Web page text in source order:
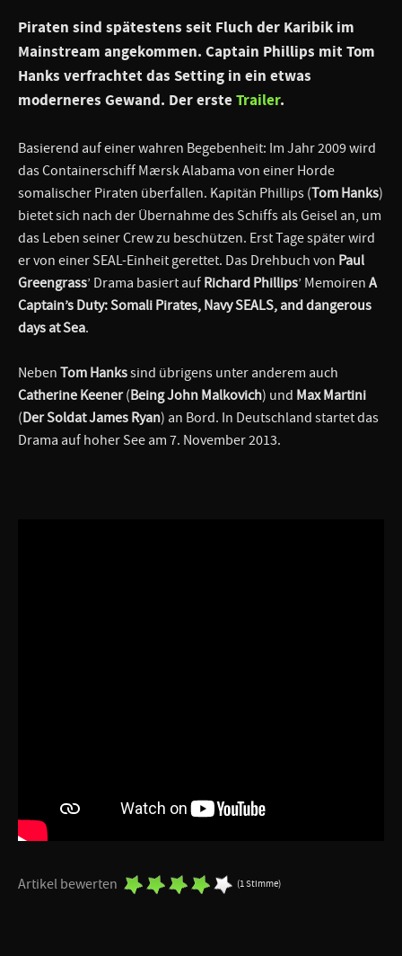
Piraten sind spätestens seit Fluch der Karibik im
Mainstream angekommen. Captain Phillips mit Tom
Hanks verfrachtet das Setting in ein etwas
moderneres Gewand. Der ersteTrailer.
Basierend auf einer wahren Begebenheit: Im Jahr 2009 wird
das Containerschiff Mærsk Alabama von einer Horde
somalischer Piraten überfallen. Kapitän Phillips (Tom Hanks)
bietet sich nach der Übernahme des Schiffs als Geisel an, um
das Leben seiner Crew zu beschützen. Erst Tage später wird
er von einer SEAL-Einheit gerettet. Das Drehbuch von Paul
Greengrass’ Drama basiert auf Richard Phillips’ Memoiren A
Captain’s Duty: Somali Pirates, Navy SEALS, and dangerous
days at Sea.
Neben Tom Hankssind übrigens unter anderem auch
Catherine Keener(Being John Malkovich) und Max Martini
(Der Soldat James Ryan) an Bord. In Deutschland startet das
Drama auf hoher See am 7. November 2013.
Artikel bewerten (1 Stimme)